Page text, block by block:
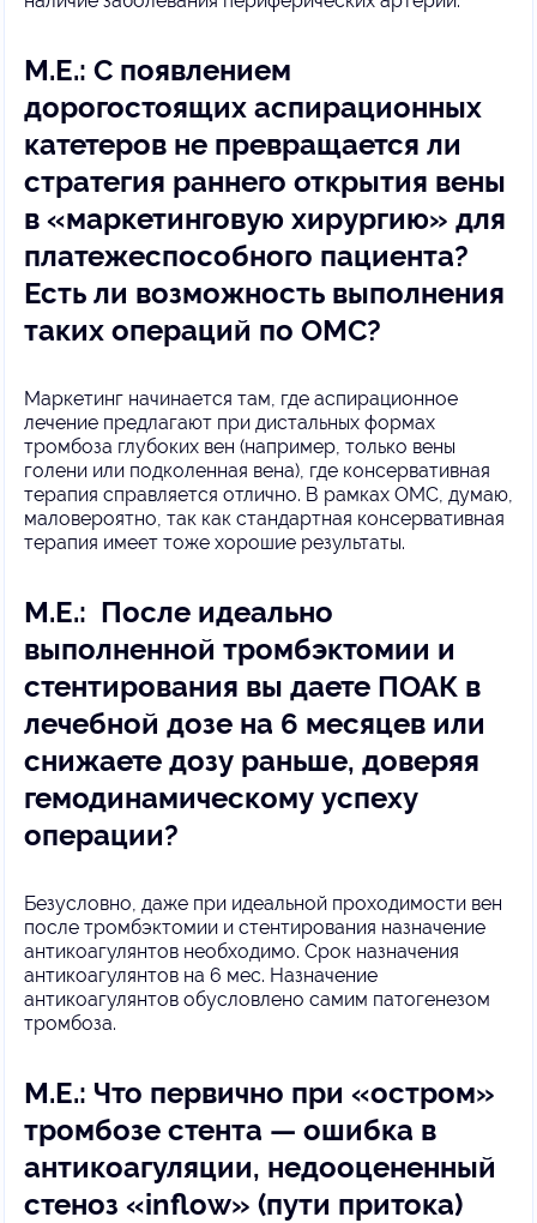
М.Е.: С появлением
дорогостоящих аспирационных
катетеров не превращается ли
стратегия раннего открытия вены
в «маркетинговую хирургию» для
платежеспособного пациента?
Есть ли возможность выполнения
таких операций по ОМС?
Маркетинг начинается там, где аспирационное
лечение предлагают при дистальных формах
тромбоза глубоких вен (например, только вены
голени или подколенная вена), где консервативная
терапия справляется отлично. В рамках ОМС, думаю,
маловероятно, так как стандартная консервативная
терапия имеет тоже хорошие результаты.
М.Е.: После идеально
выполненной тромбэктомии и
стентирования вы даете ПОАК в
лечебной дозе на 6 месяцев или
снижаете дозу раньше, доверяя
гемодинамическому успеху
операции?
Безусловно, даже при идеальной проходимости вен
после тромбэктомии и стентирования назначение
антикоагулянтов необходимо. Срок назначения
антикоагулянтов на 6 мес. Назначение
антикоагулянтов обусловлено самим патогенезом
тромбоза.
М.Е.: Что первично при «остром»
тромбозе стента — ошибка в
антикоагуляции, недооцененный
стеноз «inflow» (пути притока)